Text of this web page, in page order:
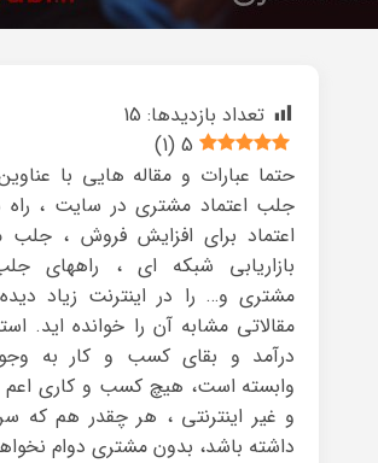
تعداد بازدیدها: 15
5
(
1
)
حتما عبارات و مقاله هایی با
جلب اعتماد مشتری در سایت ،
اعتماد برای افزایش فروش ،
بازاریابی شبکه ای ، راههای
مشتری و… را در اینترنت زیاد
مقالاتی مشابه آن را خوانده اید.
درآمد و بقای کسب و کار به
وابسته است، هیچ کسب و کاری اعم
و غیر اینترنتی ، هر چقدر هم که
داشته باشد، بدون مشتری دوام